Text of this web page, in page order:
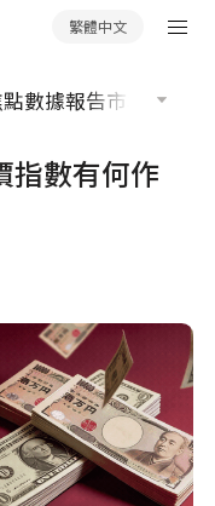
繁體中文
數據報告市場分析
指數有何作